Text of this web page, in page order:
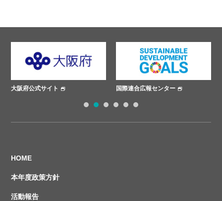
国際連合広報センター ささえあいプロジェクト
HOME
本年度政策方針
活動報告